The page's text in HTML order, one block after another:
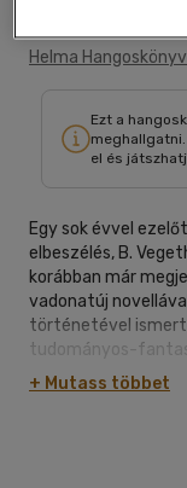
Helma
Ezt a
el és
Egy sok évvel
elbeszélés, B.
korábban már
vadonatúj
történetével
tudományos-
gyarapodott, -
aktuális témákat
+ Mutass többet